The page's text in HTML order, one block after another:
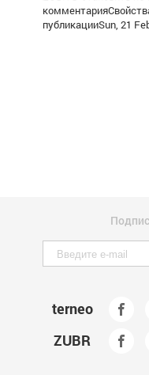
публикацииSun, 21
terneo
ZUBR